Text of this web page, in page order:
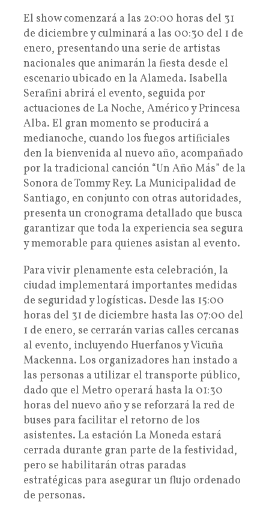
El show comenzará a las 20:00 horas del 31
de diciembre y culminará a las 00:30 del 1 de
enero, presentando una serie de artistas
nacionales que animarán la fiesta desde el
escenario ubicado en la Alameda. Isabella
Serafini abrirá el evento, seguida por
actuaciones de La Noche, Américo y Princesa
Alba. El gran momento se producirá a
medianoche, cuando los fuegos artificiales
den la bienvenida al nuevo año, acompañado
por la tradicional canción “Un Año Más” de la
Sonora de Tommy Rey. La Municipalidad de
Santiago, en conjunto con otras autoridades,
presenta un cronograma detallado que busca
garantizar que toda la experiencia sea segura
y memorable para quienes asistan al evento.
Para vivir plenamente esta celebración, la
ciudad implementará importantes medidas
de seguridad y logísticas. Desde las 15:00
horas del 31 de diciembre hasta las 07:00 del
1 de enero, se cerrarán varias calles cercanas
al evento, incluyendo Huerfanos y Vicuña
Mackenna. Los organizadores han instado a
las personas a utilizar el transporte público,
dado que el Metro operará hasta la 01:30
horas del nuevo año y se reforzará la red de
buses para facilitar el retorno de los
asistentes. La estación La Moneda estará
cerrada durante gran parte de la festividad,
pero se habilitarán otras paradas
estratégicas para asegurar un flujo ordenado
de personas.